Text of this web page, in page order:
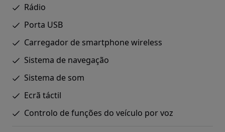
Rádio
Porta USB
Carregador de smartphone wireless
Sistema de navegação
Sistema de som
Ecrã táctil
Controlo de funções do veículo por voz